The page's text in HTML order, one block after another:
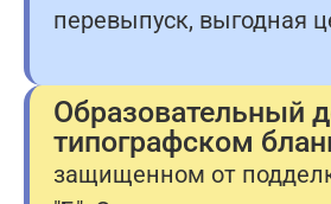
перевыпуск, выгодная
Образовательный
типографском
защищенном от